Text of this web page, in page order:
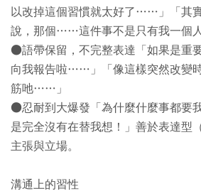
以改掉這個習慣就太好了……」「其
說，那個……這件事不是只有我一個
●語帶保留，不完整表達「如果是重
向我報告啦……」「像這樣突然改變
筋吔……」
●忍耐到大爆發「為什麼什麼事都要
是完全沒有在替我想！」善於表達型
主張與立場。
溝通上的習性